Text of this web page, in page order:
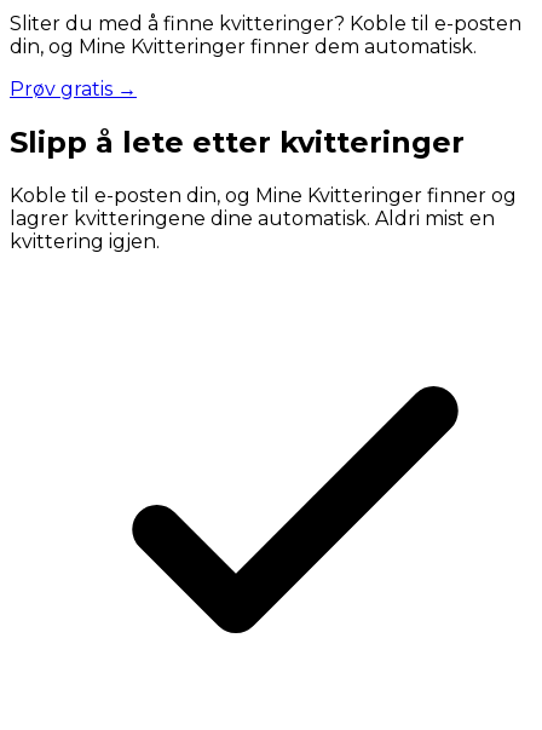
Sliter du med å finne kvitteringer? Koble til e-posten
din, og Mine Kvitteringer finner dem automatisk.
Prøv gratis →
Slipp å lete etter kvitteringer
Koble til e-posten din, og Mine Kvitteringer finner og
lagrer kvitteringene dine automatisk. Aldri mist en
kvittering igjen.